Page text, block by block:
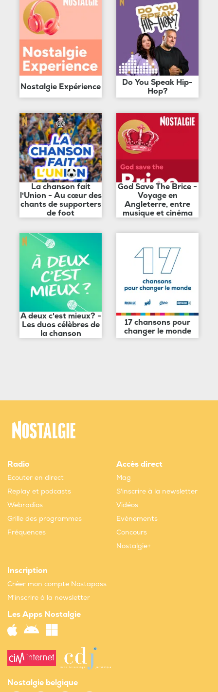
Nostalgie Expérience
Do You Speak Hip-
Hop?
La chanson fait
l'Union - Au cœur des
chants de supporters
de foot
God Save The Brice -
Voyage en
Angleterre, entre
musique et cinéma
A deux c'est mieux? -
Les duos célèbres de
la chanson
17 chansons pour
changer le monde
Radio
Ecouter en direct
Replay et podcasts
Webradios
Grille des programmes
Fréquences
Accès direct
Mag
S'inscrire à la newsletter
Vidéos
Evènements
Concours
Nostalgie+
Inscription
Créer mon compte Nostapass
M'inscrire à la newsletter
Les Apps Nostalgie
Nostalgie belgique